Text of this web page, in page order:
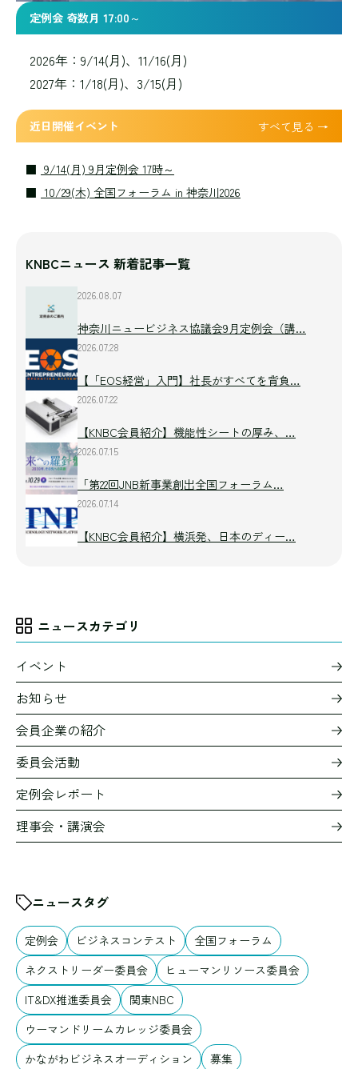
定例会 奇数月 17:00～
2026年：9/14(月)、11/16(月)
2027年：1/18(月)、3/15(月)
近日開催イベント すべて見る →
9/14(月) 9月定例会 17時～
10/29(木) 全国フォーラム in 神奈川2026
KNBCニュース 新着記事一覧
2026.08.07
神奈川ニュービジネス協議会9月定例会（講…
2026.07.28
【「EOS経営」入門】社長がすべてを背負…
2026.07.22
【KNBC会員紹介】機能性シートの厚み、…
2026.07.15
「第22回JNB新事業創出全国フォーラム…
2026.07.14
【KNBC会員紹介】横浜発、日本のディー…
ニュースカテゴリ
イベント
お知らせ
会員企業の紹介
委員会活動
定例会レポート
理事会・講演会
ニュースタグ
定例会 ビジネスコンテスト
全国フォーラム
ネクストリーダー委員会
ヒューマンリソース委員会
IT&DX推進委員会
関東NBC
ウーマンドリームカレッジ委員会
かながわビジネスオーディション
募集